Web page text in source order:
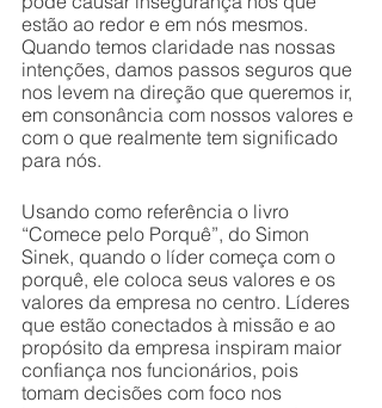
estão ao redor e em nós mesmos.
Quando temos claridade nas nossas
intenções, damos passos seguros que
nos levem na direção que queremos ir,
em consonância com nossos valores e
com o que realmente tem significado
para nós.
Usando como referência o livro
“Comece pelo Porquê”, do Simon
Sinek, quando o líder começa com o
porquê, ele coloca seus valores e os
valores da empresa no centro. Líderes
que estão conectados à missão e ao
propósito da empresa inspiram maior
confiança nos funcionários, pois
tomam decisões com foco nos